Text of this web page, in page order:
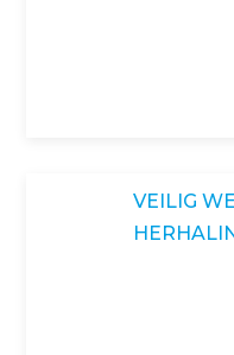
VEILIG